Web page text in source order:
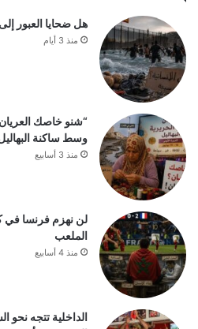
هل ضحايا العبور
منذ 3 أيام
“شنو خاصك
وسط ساكنة
منذ 3 أسابيع
لن نهزم فرنسا في
الملعب
منذ 4 أسابيع
الداخلية تتجه نحو